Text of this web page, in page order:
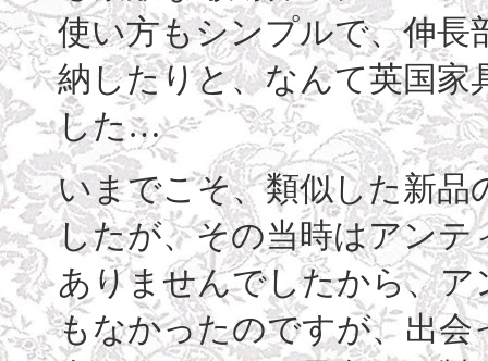
使い方もシンプルで、伸長
納したりと、なんて英国
した…
いまでこそ、類似した新
したが、その当時はアン
ありませんでしたから、
もなかったのですが、出